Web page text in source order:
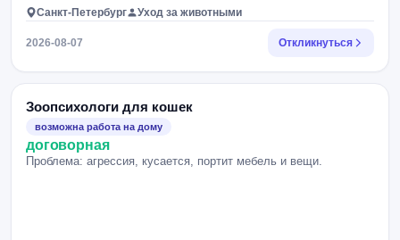
Санкт-Петербург Уход за животными
2026-08-07 Откликнуться
Зоопсихологи для кошек
возможна работа на дому
договорная
Проблема: агрессия, кусается, портит мебель и вещи.